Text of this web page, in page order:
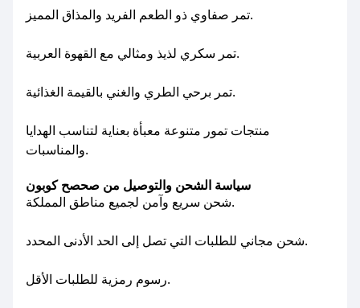
تمر صفاوي ذو الطعم الفريد والمذاق المميز.
تمر سكري لذيذ ومثالي مع القهوة العربية.
تمر برحي الطري والغني بالقيمة الغذائية.
منتجات تمور متنوعة معبأة بعناية لتناسب الهدايا
والمناسبات.
سياسة الشحن والتوصيل من صحصح كوبون
شحن سريع وآمن لجميع مناطق المملكة.
شحن مجاني للطلبات التي تصل إلى الحد الأدنى المحدد.
رسوم رمزية للطلبات الأقل.